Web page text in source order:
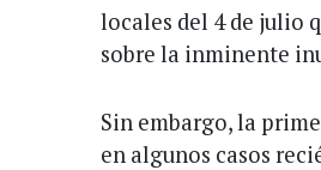
locales del 4 de julio
sobre la inminente
Sin embargo, la
en algunos casos